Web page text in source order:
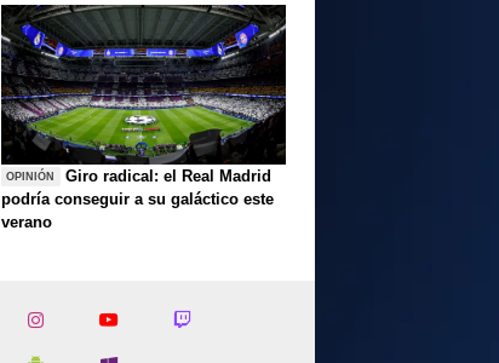
OPINIÓN
Giro radical: el Real Madrid
podría conseguir a su galáctico este
verano